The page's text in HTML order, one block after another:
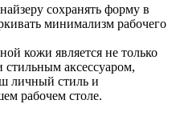
сохранять форму в
минимализм рабочего
кожи является не только
аксессуаром,
личный стиль и
рабочем столе.